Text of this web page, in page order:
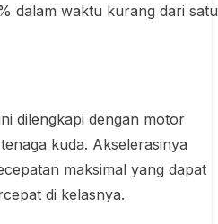
dalam waktu kurang dari satu
dilengkapi dengan motor
kuda. Akselerasinya
maksimal yang dapat
di kelasnya.